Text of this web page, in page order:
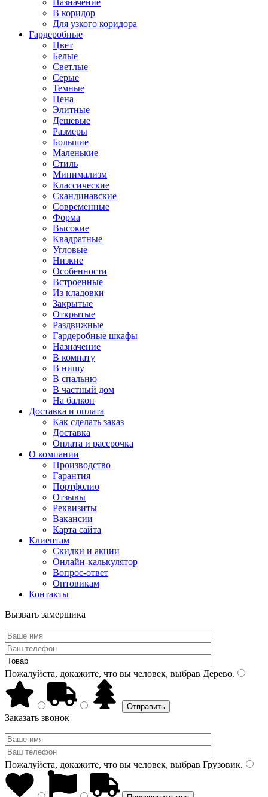
Назначение
В коридор
Для узкого коридора
Гардеробные
Цвет
Белые
Светлые
Серые
Темные
Цена
Элитные
Дешевые
Размеры
Большие
Маленькие
Стиль
Минимализм
Классические
Скандинавские
Современные
Форма
Высокие
Квадратные
Угловые
Низкие
Особенности
Встроенные
Из кладовки
Закрытые
Открытые
Раздвижные
Гардеробные шкафы
Назначение
В комнату
В нишу
В спальню
В частный дом
На балкон
Доставка и оплата
Как сделать заказ
Доставка
Оплата и рассрочка
О компании
Производство
Гарантия
Портфолио
Отзывы
Реквизиты
Вакансии
Карта сайта
Клиентам
Скидки и акции
Онлайн-калькулятор
Вопрос-ответ
Оптовикам
Контакты
Вызвать замерщика
Пожалуйста, докажите, что вы человек, выбрав Дерево.
Заказать звонок
Пожалуйста, докажите, что вы человек, выбрав Грузовик.